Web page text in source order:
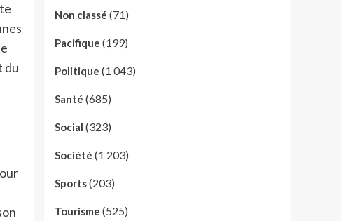
du
Non classé (71)
Pacifique (199)
Politique (1 043)
Santé (685)
Social (323)
Société (1 203)
Sports(203)
Tourisme (525)